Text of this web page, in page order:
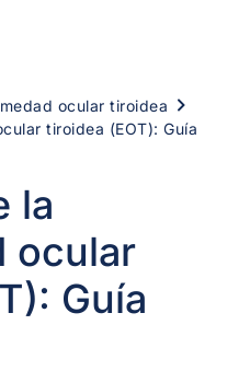
ocular tiroidea
tiroidea (EOT): Guía
la
ocular
Guía